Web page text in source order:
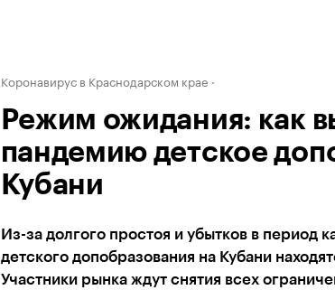
Коронавирус в Краснодарском крае
Режим ожидания: как
пандемию детское
Кубани
Из-за долгого простоя и убытков в период
детского допобразования на Кубани
Участники рынка ждут снятия всех